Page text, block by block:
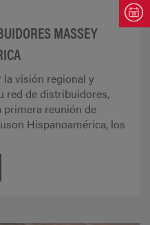
MASSEY
la visión regional y
red de distribuidores,
primera reunión de
Hispanoamérica, los